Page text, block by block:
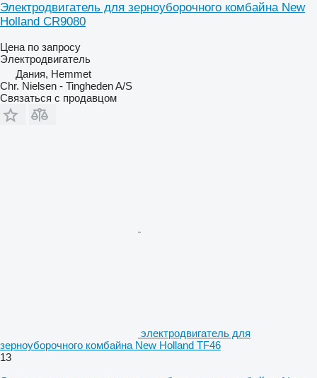
Электродвигатель для зерноуборочного комбайна New
Holland CR9080
Цена по запросу
Электродвигатель
Дания, Hemmet
Chr. Nielsen - Tingheden A/S
Связаться с продавцом
электродвигатель для
зерноуборочного комбайна New Holland TF46
13